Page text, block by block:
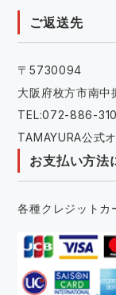
ご返送先
〒5730094
大阪府枚方市南中
TEL:072-886-
TAMAYURA公式
お支払い方法
各種クレジットカ